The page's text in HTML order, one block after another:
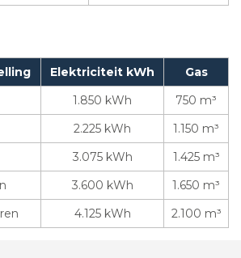
Elektriciteit kWh
Gas
1.850 kWh
750 m³
2.225 kWh
1.150 m³
3.075 kWh
1.425 m³
3.600 kWh
1.650 m³
4.125 kWh 2.100 m³